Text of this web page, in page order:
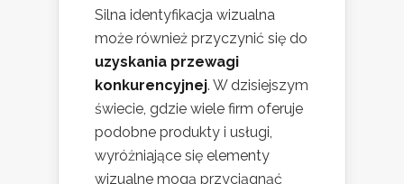
Silna identyfikacja wizualna
może również przyczynić się do
uzyskania przewagi
konkurencyjnej. W dzisiejszym
świecie, gdzie wiele firm oferuje
podobne produkty i usługi,
wyróżniające się elementy
wizualne mogą przyciągnąć